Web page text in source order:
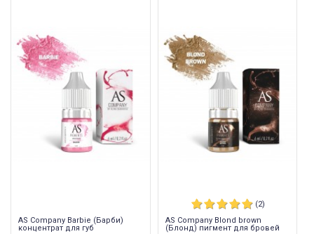
AS Company Barbie (Барби)
концентрат для губ
(2)
AS Company Blond brown
(Блонд) пигмент для бровей